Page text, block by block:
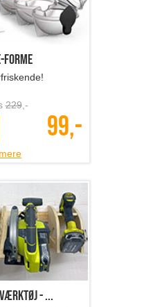
forme
229,-
99,-
- ...